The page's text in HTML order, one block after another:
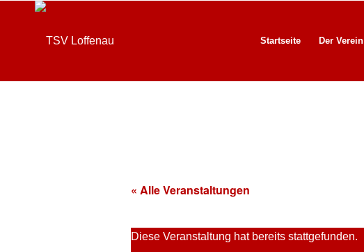
Startseite Der Verein
« Alle Veranstaltungen
Diese Veranstaltung hat bereits stattgefunden.